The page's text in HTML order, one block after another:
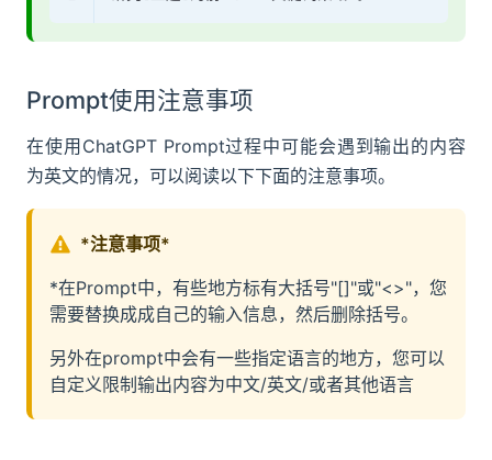
Prompt使用注意事项
在使用ChatGPT Prompt过程中可能会遇到输出的内容
为英文的情况，可以阅读以下下面的注意事项。
*注意事项*
*在Prompt中，有些地方标有大括号"[]"或"<>"，您
需要替换成成自己的输入信息，然后删除括号。
另外在prompt中会有一些指定语言的地方，您可以
自定义限制输出内容为中文/英文/或者其他语言